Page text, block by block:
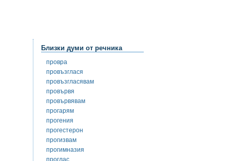
Близки думи от речника
провра
провъзглася
провъзгласявам
провървя
провървявам
прогарям
прогения
прогестерон
прогизвам
прогимназия